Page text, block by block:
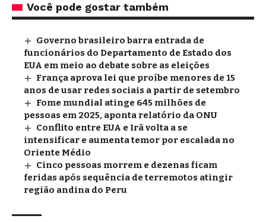
Você pode gostar também
Governo brasileiro barra entrada de
funcionários do Departamento de Estado dos
EUA em meio ao debate sobre as eleições
França aprova lei que proíbe menores de 15
anos de usar redes sociais a partir de setembro
Fome mundial atinge 645 milhões de
pessoas em 2025, aponta relatório da ONU
Conflito entre EUA e Irã volta a se
intensificar e aumenta temor por escalada no
Oriente Médio
Cinco pessoas morrem e dezenas ficam
feridas após sequência de terremotos atingir
região andina do Peru